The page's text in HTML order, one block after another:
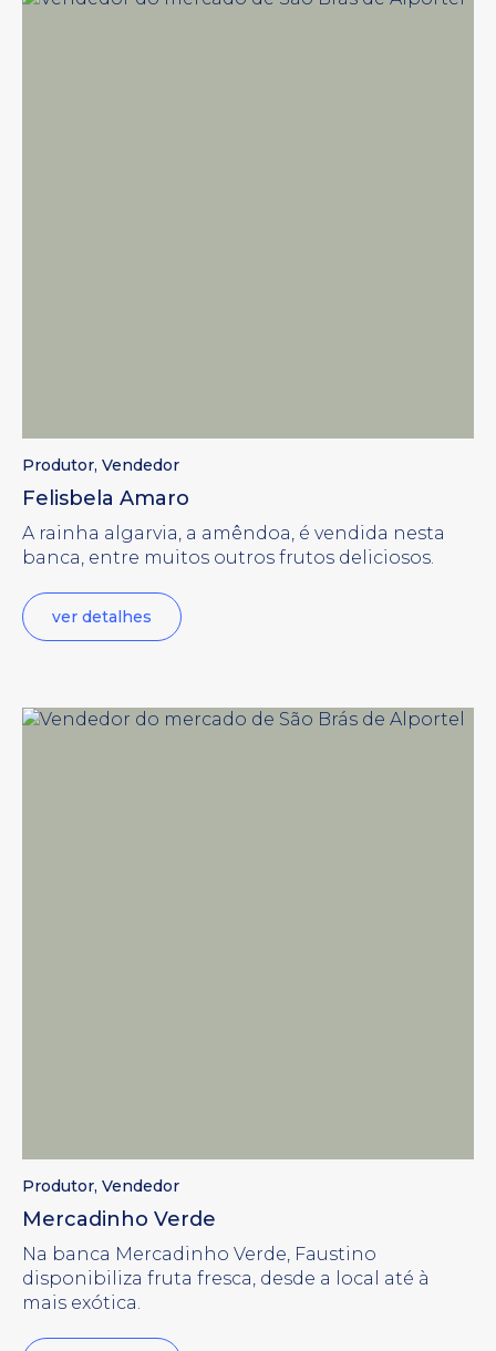
Produtor, Vendedor
Felisbela Amaro
A rainha algarvia, a amêndoa, é vendida nesta
banca, entre muitos outros frutos deliciosos.
ver detalhes
Produtor, Vendedor
Mercadinho Verde
Na banca Mercadinho Verde, Faustino
disponibiliza fruta fresca, desde a local até à
mais exótica.